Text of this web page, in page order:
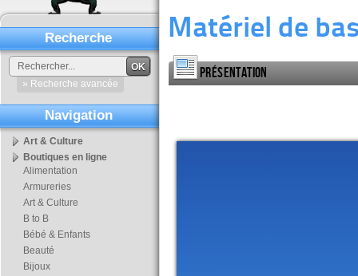
Jardin
Matériel de
Présentation
Recherche
OK
» Recherche avancée
Navigation
Art & Culture
Boutiques en ligne
Alimentation
Armureries
Art & Culture
B to B
Bébé & Enfants
Beauté
Bijoux